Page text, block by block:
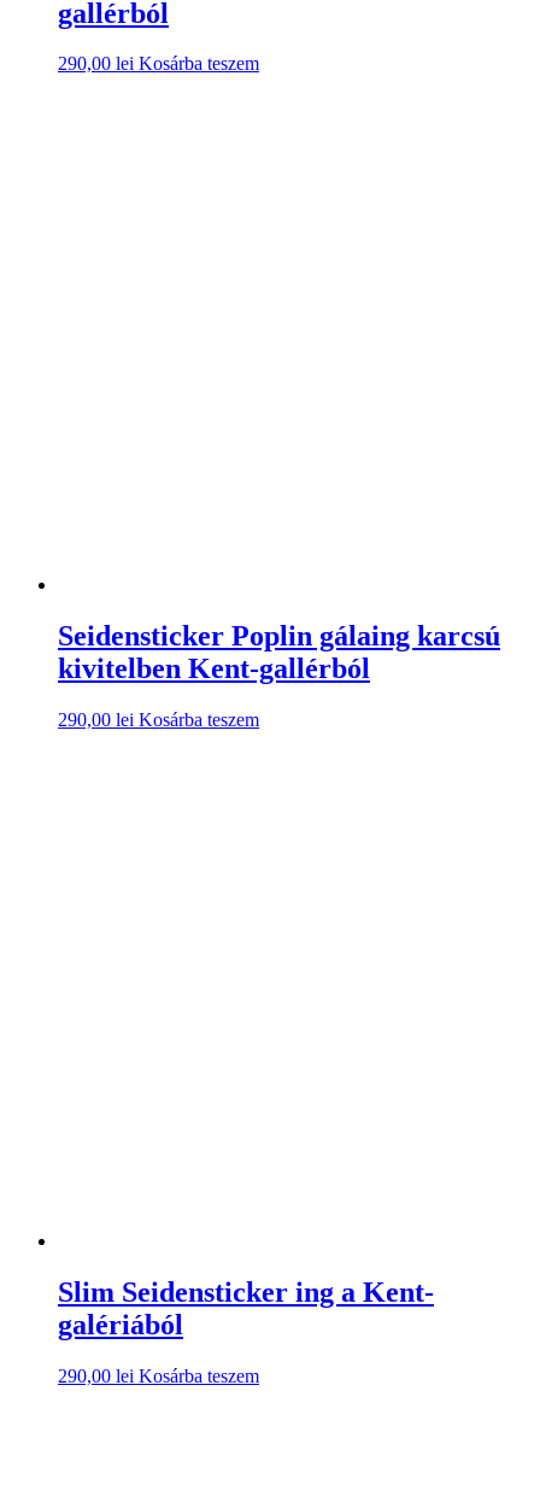
gallérból
290,00 lei Kosárba teszem
Seidensticker Poplin gálaing karcsú
kivitelben Kent-gallérból
290,00 lei Kosárba teszem
Slim Seidensticker ing a Kent-
galériából
290,00 lei Kosárba teszem